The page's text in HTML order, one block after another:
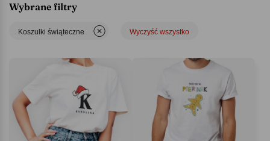
świąteczna, która nie tylko świetnie wygląda, ale także podkreśli ducha
świąt. Niech te koszulki świąteczne staną się nieodłącznym elementem
Twojego zestawu na ten radosny okres, rozpalając atmosferę świątecznej
Wybrane filtry
Koszulki świąteczne Wyczyść wszystko